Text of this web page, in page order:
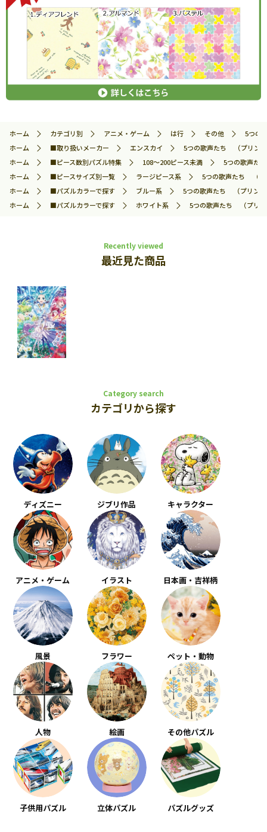
ホーム カテゴリ別 アニメ・ゲーム は行 その他
5つの
ホーム
■取り扱いメーカー エンスカイ
5つの歌声たち （プリン
ホーム
■ピース数別パズル特集 108～200ピース未満
5つの歌声た
ホーム
■ピースサイズ別一覧 ラージピース系
5つの歌声たち （プ
ホーム
■パズルカラーで探す ブルー系
5つの歌声たち （プリン
ホーム
■パズルカラーで探す ホワイト系 5つの歌声たち （プリ
Recently viewed
最近見た商品
Category search
カテゴリから探す
ディズニー ジブリ作品 キャラクター
アニメ・ゲーム イラスト 日本画・吉祥柄
風景 フラワー ペット・動物
人物 絵画 その他パズル
子供用パズル 立体パズル パズルグッズ